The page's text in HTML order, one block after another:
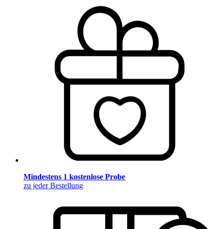
Mindestens 1 kostenlose Probe
zu jeder Bestellung